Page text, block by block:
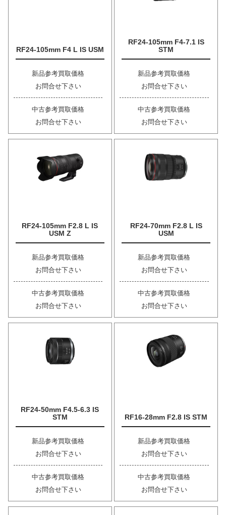
RF24-105mm F4 L IS USM
新品参考買取価格
お問合せ下さい
中古参考買取価格
お問合せ下さい
RF24-105mm F4-7.1 IS
STM
新品参考買取価格
お問合せ下さい
中古参考買取価格
お問合せ下さい
RF24-105mm F2.8 L IS
USM Z
新品参考買取価格
お問合せ下さい
中古参考買取価格
お問合せ下さい
RF24-70mm F2.8 L IS
USM
新品参考買取価格
お問合せ下さい
中古参考買取価格
お問合せ下さい
RF24-50mm F4.5-6.3 IS
STM
新品参考買取価格
お問合せ下さい
中古参考買取価格
お問合せ下さい
RF16-28mm F2.8 IS STM
新品参考買取価格
お問合せ下さい
中古参考買取価格
お問合せ下さい